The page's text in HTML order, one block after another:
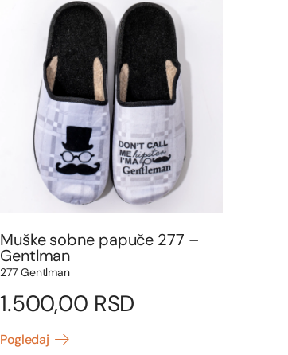
Muške sobne papuče 277 –
Gentlman
277 Gentlman
1.500,00 RSD
Pogledaj